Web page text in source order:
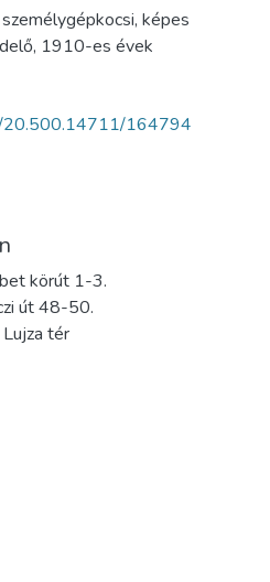
személygépkocsi, képes
, 1910-es évek
20.500.14711/164794
körút 1-3.
út 48-50.
tér